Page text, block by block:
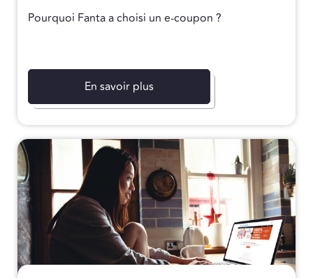
Pourquoi Fanta a choisi un e-coupon ?
En savoir plus